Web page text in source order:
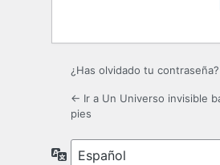
¿Has olvidado tu contraseña?
← Ir a Un Universo invisible
pies
Idioma